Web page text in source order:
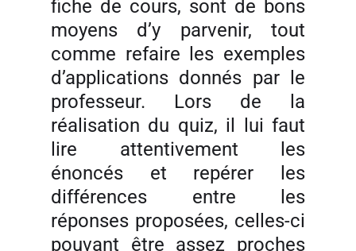
fiche de cours, sont de bons
moyens d’y parvenir, tout
comme refaire les exemples
d’applications donnés par le
professeur. Lors de la
réalisation du quiz, il lui faut
lire attentivement les
énoncés et repérer les
différences entre les
réponses proposées, celles-ci
pouvant être assez proches